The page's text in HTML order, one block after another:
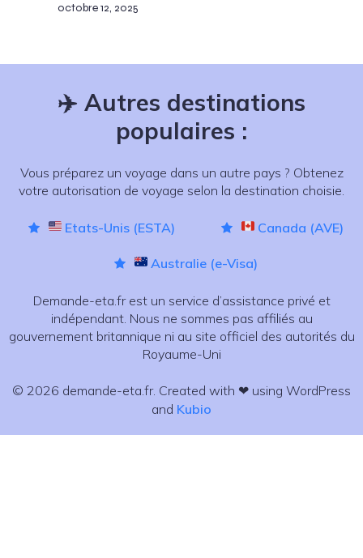
octobre 12, 2025
✈️ Autres destinations
populaires :
Vous préparez un voyage dans un autre pays ? Obtenez
votre autorisation de voyage selon la destination choisie.
Etats-Unis (ESTA) Canada (AVE)
Australie (e-Visa)
Demande-eta.fr est un service d’assistance privé et
indépendant. Nous ne sommes pas affiliés au
gouvernement britannique ni au site officiel des autorités du
Royaume-Uni
© 2026 demande-eta.fr. Created with ❤ using WordPress
and Kubio